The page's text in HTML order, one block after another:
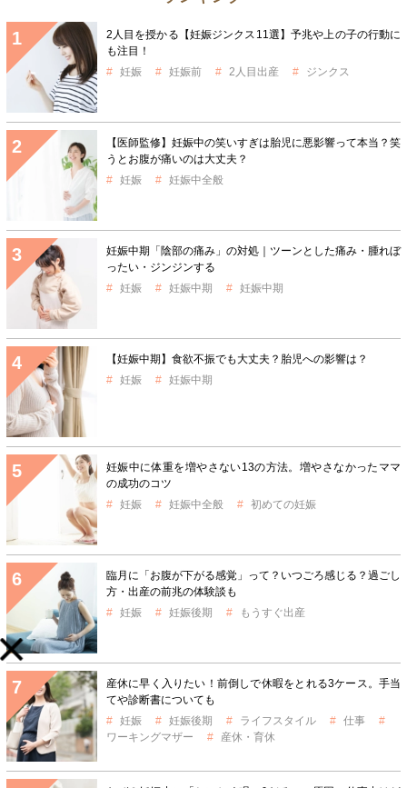
2人目を授かる【妊娠ジンクス11選】予兆や上の子の行動に
も注目！
妊娠
妊娠前 2人目出産 ジンクス
【医師監修】妊娠中の笑いすぎは胎児に悪影響って本当？笑
うとお腹が痛いのは大丈夫？
妊娠
妊娠中全般
妊娠中期「陰部の痛み」の対処｜ツーンとした痛み・腫れぼ
ったい・ジンジンする
妊娠
妊娠中期 妊娠中期
【妊娠中期】食欲不振でも大丈夫？胎児への影響は？
妊娠
妊娠中期
妊娠中に体重を増やさない13の方法。増やさなかったママ
の成功のコツ
妊娠
妊娠中全般 初めての妊娠
臨月に「お腹が下がる感覚」って？いつごろ感じる？過ごし
方・出産の前兆の体験談も
妊娠
妊娠後期 もうすぐ出産
産休に早く入りたい！前倒しで休暇をとれる3ケース。手当
てや診断書についても
妊娠
妊娠後期 ライフスタイル
仕事
ワーキングマザー
産休・育休